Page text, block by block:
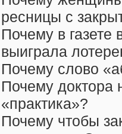
ресницы с
Почему в
выиграла
Почему слово
Почему доктора
«практика»?
Почему чтобы